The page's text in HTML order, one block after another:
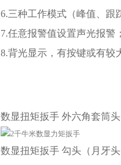
6.三种工作模式（峰值、跟
7.任意报警值设置声光报警；
8.背光显示，有按键或有较
数显扭矩扳手 外六角套筒头
数显扭矩扳手 勾头（月牙头